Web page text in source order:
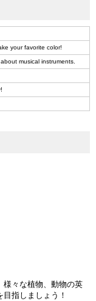
your favorite color!
musical instruments.
様々な植物、動物の英
指しましょう！